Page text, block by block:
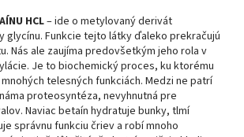
HCL– ide o metylovaný derivát
glycínu. Funkcie tejto látky ďaleko prekračujú
Nás ale zaujíma predovšetkým jeho rola v
Je to biochemický proces, ku ktorému
telesných funkciách. Medzi ne patrí
proteosyntéza, nevyhnutná pre
Naviac betaín hydratuje bunky, tlmí
správnu funkciu čriev a robí mnoho